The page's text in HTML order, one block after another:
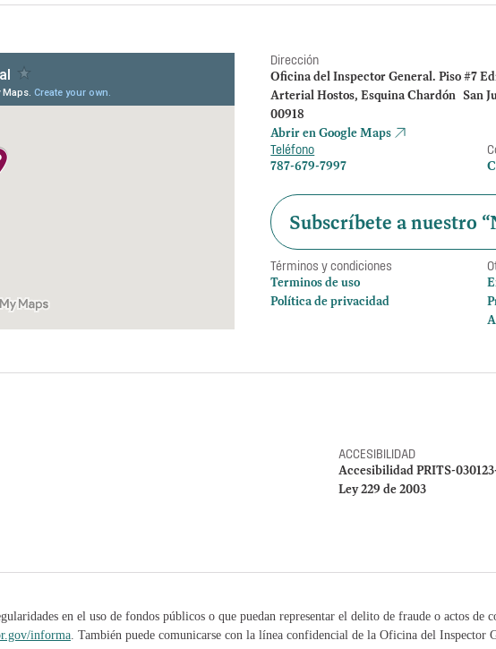
Dirección
Oficina del Inspector General. Piso #7
Arterial Hostos, Esquina Chardón San
00918
Abrir en Google Maps
Teléfono
787-679-7997
Subscríbete a nuestro
Términos y condiciones
Terminos de uso
Política de privacidad
ACCESIBILIDAD
Accesibilidad PRITS-
Ley 229 de 2003
en el uso de fondos públicos o que puedan representar el delito de fraude o actos
informa. También puede comunicarse con la línea confidencial de la Oficina del Inspector